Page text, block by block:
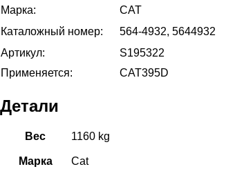
Марка:
CAT
Каталожный номер:
564-4932, 5644932
Артикул:
S195322
Применяется:
CAT395D
Детали
Вес 1160 kg
Марка Cat